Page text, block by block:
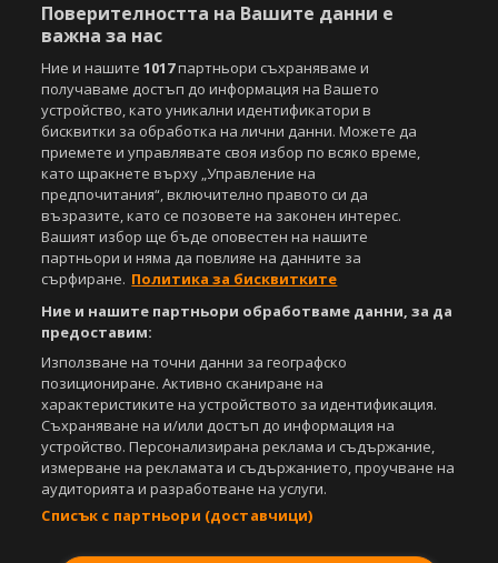
под закрила на Закона за авторското право и сродните му права.
Всички статии, репортажи, интервюта и други текстови, графични и
видео материали, публикувани в сайта, са собственост на Агенция
Спортал, освен ако изрично е посочено друго. Допуска се
публикуване на текстови материали само след писмено съгласие на
Агенция Спортал, посочване на източника и добавяне на линк към
www.sportal.bg. Използването на графични и видео материали,
публикувани в сайта, е строго забранено. Нарушителите ще бъдат
санкционирани с цялата строгост на закона.
СвалиБЕЗПЛАТНОТО приложение за:
Android
Powered by:
Поверителността на Вашите данни е
важна за нас
Ние и нашите1017партньори съхраняваме и
получаваме достъп до информация на Вашето
устройство, като уникални идентификатори в
бисквитки за обработка на лични данни. Можете да
приемете и управлявате своя избор по всяко време,
като щракнете върху „Управление на
предпочитания“, включително правото си да
възразите, като се позовете на законен интерес.
Вашият избор ще бъде оповестен на нашите
партньори и няма да повлияе на данните за
сърфиране. Политика за бисквитките
Ние и нашите партньори обработваме данни, за да
предоставим:
Използване на точни данни за географско
позициониране. Активно сканиране на
характеристиките на устройството за идентификация.
Съхраняване на и/или достъп до информация на
устройство. Персонализирана реклама и съдържание,
измерване на рекламата и съдържанието, проучване на
аудиторията и разработване на услуги.
Списък с партньори (доставчици)